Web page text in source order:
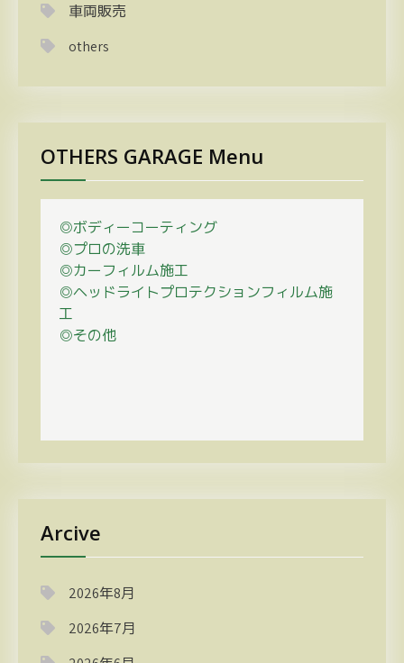
車両販売
others
OTHERS GARAGE Menu
◎ボディーコーティング
◎プロの洗車
◎カーフィルム施工
◎ヘッドライトプロテクションフィルム施
工
◎その他
Arcive
2026年8月
2026年7月